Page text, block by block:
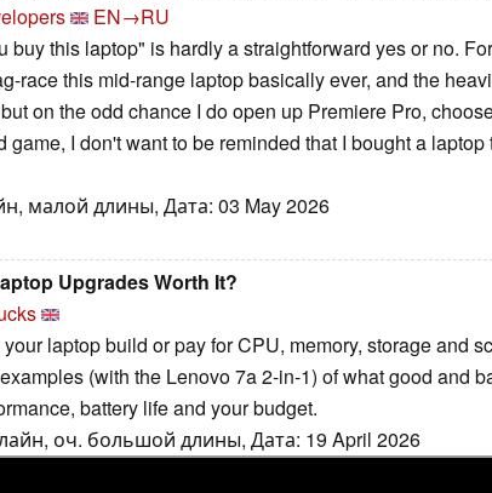
EN→RU
buy this laptop" is hardly a straightforward yes or no.
race this mid-range laptop basically ever, and the
on the odd chance I do open up Premiere Pro,
game, I don't want to be reminded that I bought a
малой длины, Дата: 03 May 2026
Upgrades Worth It?
laptop build or pay for CPU, memory, storage and
(with the Lenovo 7a 2-in-1) of what good and
battery life and your budget.
оч. большой длины, Дата: 19 April 2026